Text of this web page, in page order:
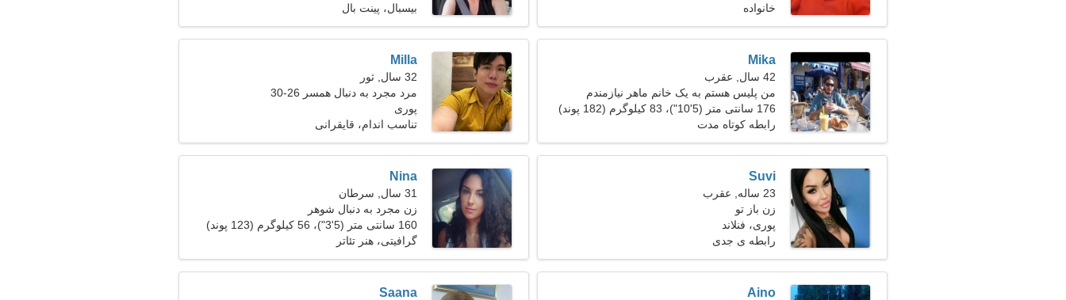
خانواده
بیسبال، پینت بال
Mika
42 سال, عقرب
من پلیس هستم به یک خانم ماهر نیازمندم
176 سانتی متر (5'10")، 83 کیلوگرم (182 پوند)
رابطه کوتاه مدت
Milla
32 سال, ثور
مرد مجرد به دنبال همسر 26-30
پوری
تناسب اندام، قایقرانی
Suvi
23 ساله, عقرب
زن باز تو
پوری، فنلاند
رابطه ی جدی
Nina
31 سال, سرطان
زن مجرد به دنبال شوهر
160 سانتی متر (5'3")، 56 کیلوگرم (123 پوند)
گرافیتی، هنر تئاتر
Aino
Saana